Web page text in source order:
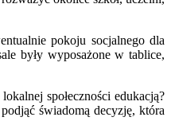
pokoju socjalnego dla
były wyposażone w tablice,
społeczności edukacją?
świadomą decyzję, która